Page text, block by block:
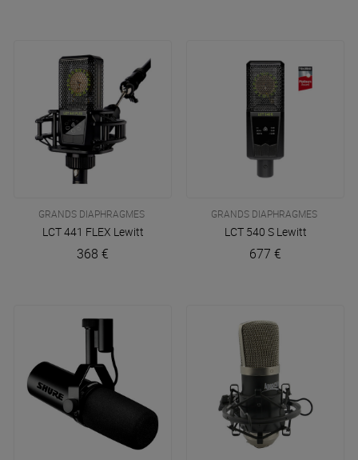
GRANDS DIAPHRAGMES
LCT 441 FLEX Lewitt
368 €
GRANDS DIAPHRAGMES
LCT 540 S Lewitt
677 €